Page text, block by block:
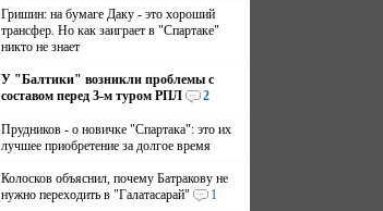
Гришин: на бумаге Даку - это хороший
трансфер. Но как заиграет в "Спартаке"
никто не знает
У "Балтики" возникли проблемы с
составом перед 3-м туром РПЛ
2
Прудников - о новичке "Спартака": это их
лучшее приобретение за долгое время
Колосков объяснил, почему Батракову не
нужно переходить в "Галатасарай"
1